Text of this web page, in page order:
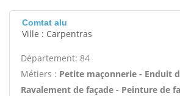
Comtat alu
Ville : Carpentras
Département: 84
Métiers : Petite maçonnerie - Enduit
Ravalement de façade - Peinture de